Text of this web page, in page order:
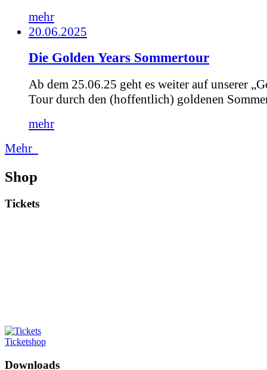
mehr
20.06.2025
Die Golden Years Sommertour
Ab dem 25.06.25 geht es weiter auf unserer
Tour durch den (hoffentlich) goldenen
mehr
Mehr
Shop
Tickets
Ticketshop
Downloads